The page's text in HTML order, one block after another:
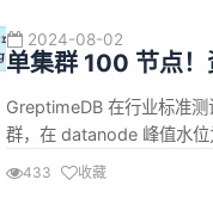
2024-08-02
单集群 100 节点
GreptimeDB 海量
GreptimeDB 在行业标准
群，在 datanode 峰值水
写入流量。总体活跃时间
433 收藏